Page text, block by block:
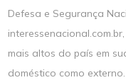
Defesa e Segurança
mais altos do país em
doméstico como externo.